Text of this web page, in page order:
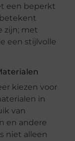
een beperkt
zijn; met
een stijlvolle
kiezen voor
in
van
en andere
niet alleen